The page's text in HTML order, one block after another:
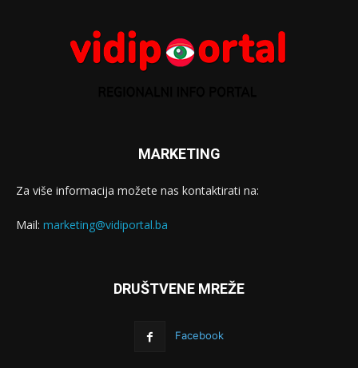
MARKETING
Za više informacija možete nas kontaktirati na:
Mail: marketing@vidiportal.ba
DRUŠTVENE MREŽE
Facebook